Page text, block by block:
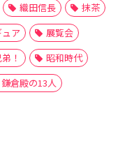
織田信長
抹茶
ア
展覧会
！
昭和時代
鎌倉殿の13人